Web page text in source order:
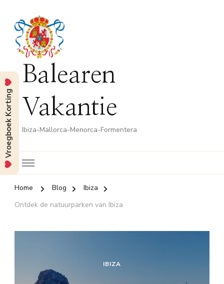
Balearen
Vakantie
Ibiza-Mallorca-Menorca-Formentera
Home Blog
Ibiza
Ontdek de natuurparken van Ibiza
IBIZA
Vroegboek Korting